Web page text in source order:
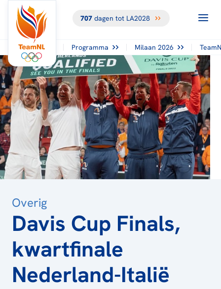
707dagen tot LA2028
Programma Milaan 2026
Overig
Davis Cup Finals,
kwartfinale
Nederland-Italië
TERUG NAAR
OVERZICHT